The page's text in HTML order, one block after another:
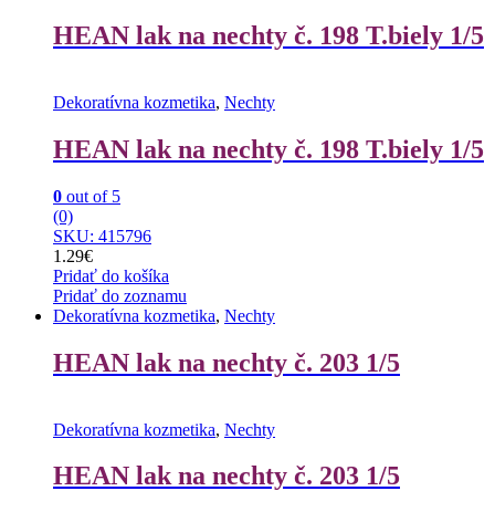
HEAN lak na nechty č. 198 T.biely 1/5
Dekoratívna kozmetika, Nechty
HEAN lak na nechty č. 198 T.biely 1/5
0 out of 5
(0)
SKU: 415796
1.29€
Pridať do košíka
Pridať do zoznamu
Dekoratívna kozmetika, Nechty
HEAN lak na nechty č. 203 1/5
Dekoratívna kozmetika, Nechty
HEAN lak na nechty č. 203 1/5